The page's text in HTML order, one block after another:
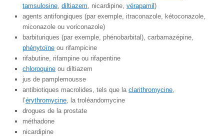
tamsulosine diltiazem , nicardipine, vérapamil)
agents antifongiques (par exemple, itraconazole, kétoconazole,
miconazole ou voriconazole)
barbituriques (par exemple, phénobarbital), carbamazépine,
phénytoïne ou rifampicine
rifabutine, rifampine ou rifapentine
chloroquine ou diltiazem
jus de pamplemousse
antibiotiques macrolides, tels que la clarithromycine
l’érythromycine , la troléandomycine
drogues de la prostate
méthadone
nicardipine